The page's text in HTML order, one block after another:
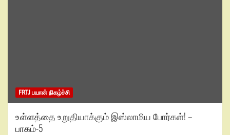
FRTJ பயான் நிகழ்ச்சி
உள்ளத்தை உறுதியாக்கும் இஸ்லாமிய போர்கள்! –
பாகம்-5